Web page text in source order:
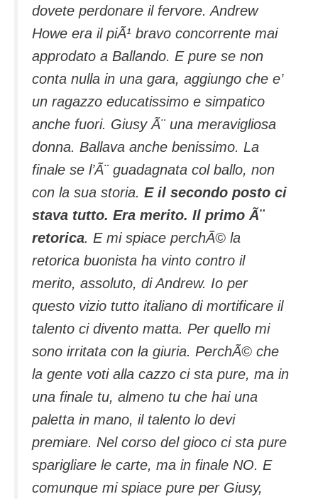
dovete perdonare il fervore. Andrew
Howe era il piÃ¹ bravo concorrente mai
approdato a Ballando. E pure se non
conta nulla in una gara, aggiungo che e’
un ragazzo educatissimo e simpatico
anche fuori. Giusy Ã¨ una meravigliosa
donna. Ballava anche benissimo. La
finale se l’Ã¨ guadagnata col ballo, non
con la sua storia. E il secondo posto ci
stava tutto. Era merito. Il primo Ã¨
retorica. E mi spiace perchÃ© la
retorica buonista ha vinto contro il
merito, assoluto, di Andrew. Io per
questo vizio tutto italiano di mortificare il
talento ci divento matta. Per quello mi
sono irritata con la giuria. PerchÃ© che
la gente voti alla cazzo ci sta pure, ma in
una finale tu, almeno tu che hai una
paletta in mano, il talento lo devi
premiare. Nel corso del gioco ci sta pure
sparigliare le carte, ma in finale NO. E
comunque mi spiace pure per Giusy,